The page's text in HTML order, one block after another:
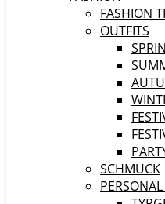
FASHION
OUTFITS
SCHMUCK